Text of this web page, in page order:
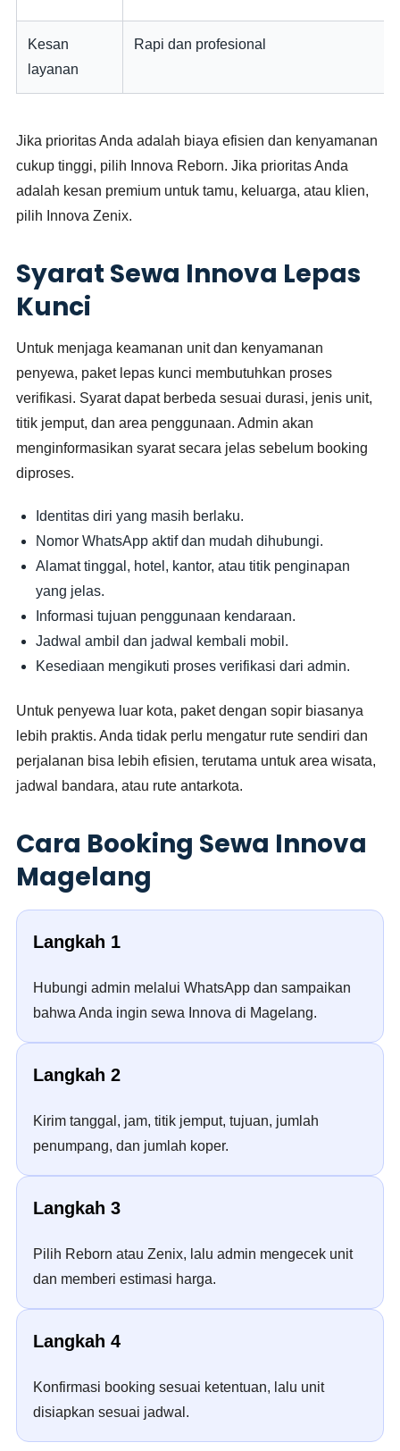
Kesan
layanan
Rapi dan profesional
Jika prioritas Anda adalah biaya efisien dan kenyamanan
cukup tinggi, pilih Innova Reborn. Jika prioritas Anda
adalah kesan premium untuk tamu, keluarga, atau klien,
pilih Innova Zenix.
Syarat Sewa Innova Lepas
Kunci
Untuk menjaga keamanan unit dan kenyamanan
penyewa, paket lepas kunci membutuhkan proses
verifikasi. Syarat dapat berbeda sesuai durasi, jenis unit,
titik jemput, dan area penggunaan. Admin akan
menginformasikan syarat secara jelas sebelum booking
diproses.
Identitas diri yang masih berlaku.
Nomor WhatsApp aktif dan mudah dihubungi.
Alamat tinggal, hotel, kantor, atau titik penginapan
yang jelas.
Informasi tujuan penggunaan kendaraan.
Jadwal ambil dan jadwal kembali mobil.
Kesediaan mengikuti proses verifikasi dari admin.
Untuk penyewa luar kota, paket dengan sopir biasanya
lebih praktis. Anda tidak perlu mengatur rute sendiri dan
perjalanan bisa lebih efisien, terutama untuk area wisata,
jadwal bandara, atau rute antarkota.
Cara Booking Sewa Innova
Magelang
Langkah 1
Hubungi admin melalui WhatsApp dan sampaikan
bahwa Anda ingin sewa Innova di Magelang.
Langkah 2
Kirim tanggal, jam, titik jemput, tujuan, jumlah
penumpang, dan jumlah koper.
Langkah 3
Pilih Reborn atau Zenix, lalu admin mengecek unit
dan memberi estimasi harga.
Langkah 4
Konfirmasi booking sesuai ketentuan, lalu unit
disiapkan sesuai jadwal.